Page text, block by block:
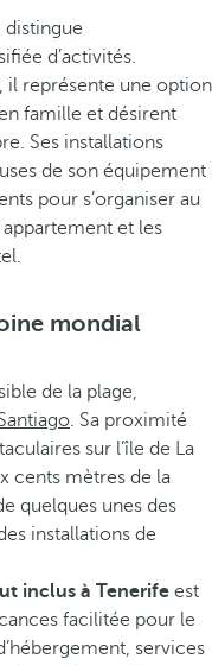
distingue
d’activités.
, il représente une option
famille et désirent
Ses installations
de son équipement
pour s’organiser au
et les
mondial
de la plage,
. Sa proximité
sur l’île de La
cents mètres de la
quelques unes des
installations de
inclus à Tenerife est
facilitée pour le
services